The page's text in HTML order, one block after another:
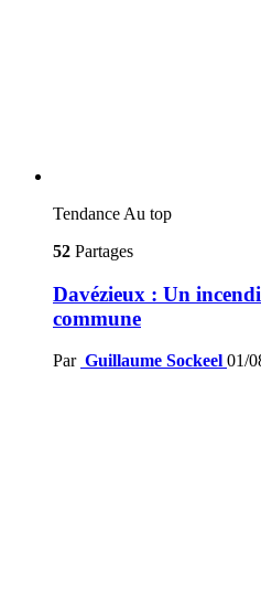
Tendance Au top
52 Partages
Davézieux : Un
commune
Par Guillaume Sockeel 01/